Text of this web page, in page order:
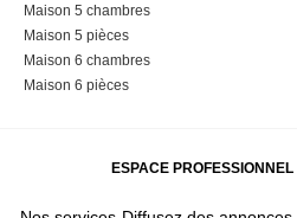
Maison 5 chambres
Maison 5 pièces
Maison 6 chambres
Maison 6 pièces
ESPACE PROFESSIONNEL